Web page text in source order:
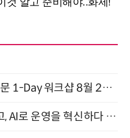
양자컴퓨팅 비즈니스·기술 입문 1-Day 워크샵 8월 28일 개최
[올쇼TV] AI 인프라를 관측하고, AI로 운영을 혁신하다 (8월 11일 생방송)